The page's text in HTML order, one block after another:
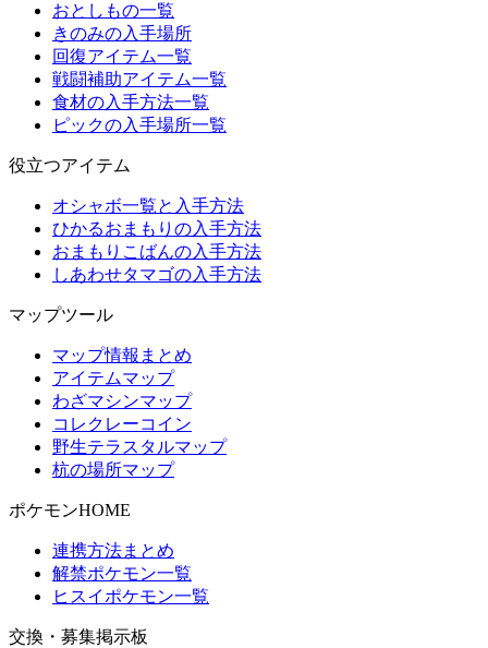
おとしもの一覧
きのみの入手場所
回復アイテム一覧
戦闘補助アイテム一覧
食材の入手方法一覧
ピックの入手場所一覧
役立つアイテム
オシャボ一覧と入手方法
ひかるおまもりの入手方法
おまもりこばんの入手方法
しあわせタマゴの入手方法
マップツール
マップ情報まとめ
アイテムマップ
わざマシンマップ
コレクレーコイン
野生テラスタルマップ
杭の場所マップ
ポケモンHOME
連携方法まとめ
解禁ポケモン一覧
ヒスイポケモン一覧
交換・募集掲示板